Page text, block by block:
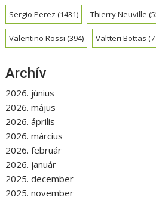
Sergio Perez (1431) Thierry Neuville
Valentino Rossi (394) Valtteri Bottas
Archív
2026. június
2026. május
2026. április
2026. március
2026. február
2026. január
2025. december
2025. november